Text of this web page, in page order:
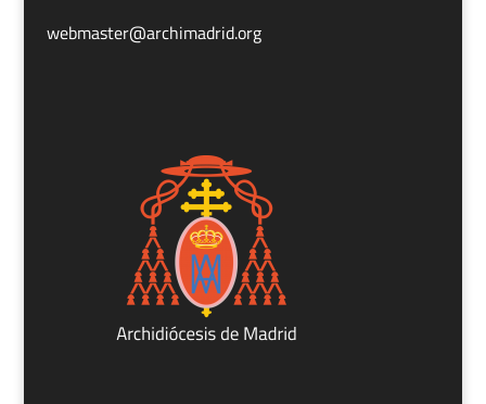
webmaster@archimadrid.org